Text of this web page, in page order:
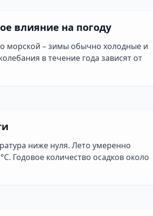
влияние на погоду
морской – зимы обычно холодные и
в течение года зависят от
ниже нуля. Лето умеренно
Годовое количество осадков около